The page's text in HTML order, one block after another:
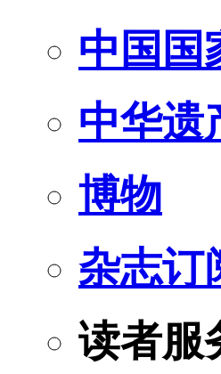
中国国
中华遗
博物
杂志订
读者服